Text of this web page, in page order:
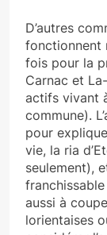
D’autres
fonctionnent
fois pour la
Carnac et
actifs vivant
commune).
pour
vie, la ria
seulement),
aussi à
lorientaises